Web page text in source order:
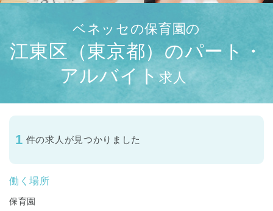
ベネッセの保育園の
江東区（東京都）のパート・
アルバイト求人
1 件の求人が見つかりました
働く場所
保育園